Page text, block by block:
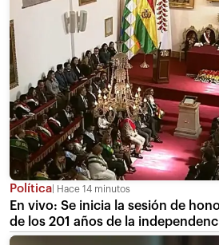
Política Hace 14 minutos
En vivo: Se inicia la sesión de
de los 201 años de la